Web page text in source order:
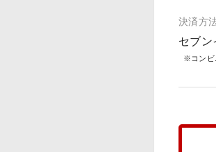
決済方
セブン
※コンビ